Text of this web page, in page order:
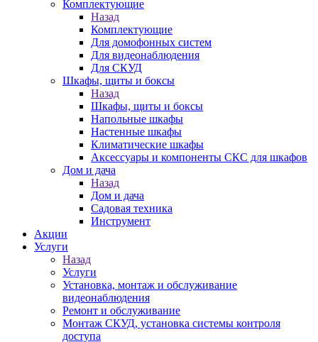
Комплектующие
Назад
Комплектующие
Для домофонных систем
Для видеонаблюдения
Для СКУД
Шкафы, щиты и боксы
Назад
Шкафы, щиты и боксы
Напольные шкафы
Настенные шкафы
Климатические шкафы
Аксессуары и компоненты СКС для шкафов
Дом и дача
Назад
Дом и дача
Садовая техника
Инструмент
Акции
Услуги
Назад
Услуги
Установка, монтаж и обслуживание
видеонаблюдения
Ремонт и обслуживание
Монтаж СКУД, установка системы контроля
доступа